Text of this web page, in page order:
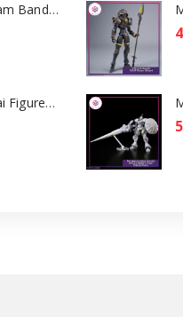
Mô hình Gundam Bandai HGGQ Rick Dom (Gaia / Ortega) 1/144 [GDB] [BHG]
Mô hình Bandai Figure-rise Standard Nyaan - Gundam GQuuuuuuX [GDB] [FRS]